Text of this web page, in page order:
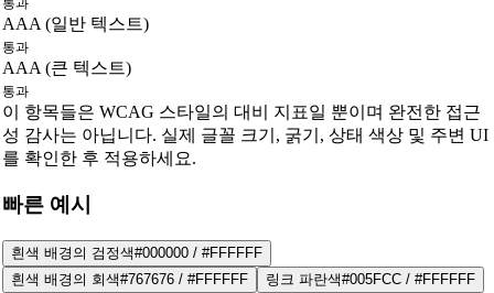
AAA (일반 텍스트)
통과
AAA (큰 텍스트)
통과
이 항목들은 WCAG 스타일의 대비 지표일 뿐이며 완전한 접근
성 감사는 아닙니다. 실제 글꼴 크기, 굵기, 상태 색상 및 주변 UI
를 확인한 후 적용하세요.
빠른 예시
흰색 배경의 검정색#000000/ #FFFFFF
흰색 배경의 회색#767676/ #FFFFFF 링크 파란색#005FCC/ #FFFFFF